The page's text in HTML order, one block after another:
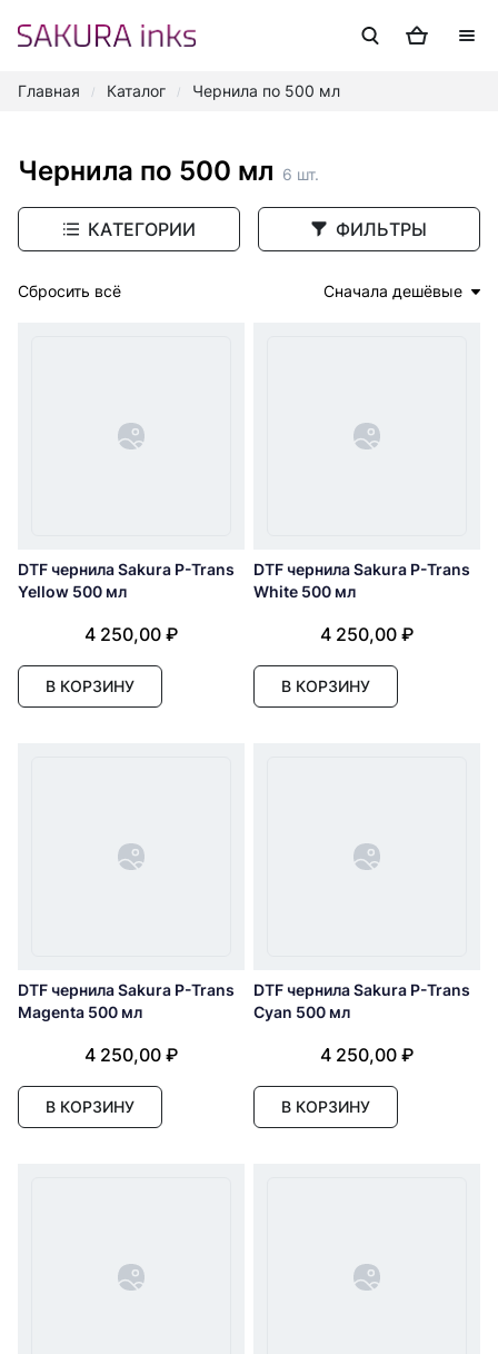
Главная / Каталог / Чернила по 500 мл
Чернила по 500 мл 6 шт.
КАТЕГОРИИ ФИЛЬТРЫ
Сбросить всё Сначала дешёвые
DTF чернила Sakura P-Trans
Yellow 500 мл
4 250,00 ₽
В КОРЗИНУ
DTF чернила Sakura P-Trans
White 500 мл
4 250,00 ₽
В КОРЗИНУ
DTF чернила Sakura P-Trans
Magenta 500 мл
4 250,00 ₽
В КОРЗИНУ
DTF чернила Sakura P-Trans
Cyan 500 мл
4 250,00 ₽
В КОРЗИНУ